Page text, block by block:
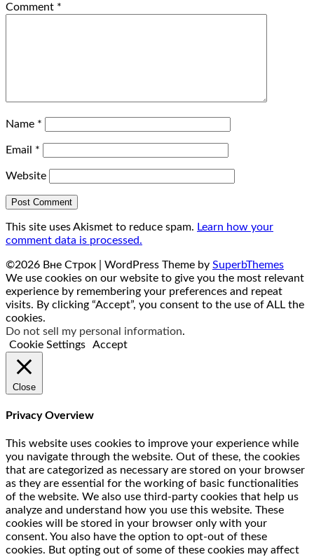
Comment *
Name *
Email *
Website
This site uses Akismet to reduce spam. Learn how your
comment data is processed.
©2026 Вне Строк | WordPress Theme by SuperbThemes
We use cookies on our website to give you the most relevant
experience by remembering your preferences and repeat
visits. By clicking “Accept”, you consent to the use of ALL the
cookies.
Do not sell my personal information.
Cookie Settings
Accept
Close
Privacy Overview
This website uses cookies to improve your experience while
you navigate through the website. Out of these, the cookies
that are categorized as necessary are stored on your browser
as they are essential for the working of basic functionalities
of the website. We also use third-party cookies that help us
analyze and understand how you use this website. These
cookies will be stored in your browser only with your
consent. You also have the option to opt-out of these
cookies. But opting out of some of these cookies may affect